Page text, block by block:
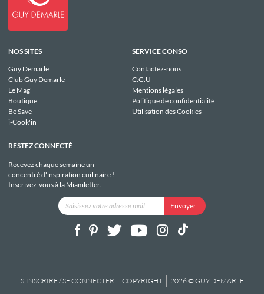
NOS SITES
Guy Demarle
Club Guy Demarle
Le Mag'
Boutique
Be Save
i-Cook'in
SERVICE CONSO
Contactez-nous
C.G.U
Mentions légales
Politique de confidentialité
Utilisation des Cookies
RESTEZ CONNECTÉ
Recevez chaque semaine un
concentré d'inspiration cuilinaire !
Inscrivez-vous à la Miamletter.
S'INSCRIRE / SE CONNECTER COPYRIGHT 2026 © GUY DEMARLE